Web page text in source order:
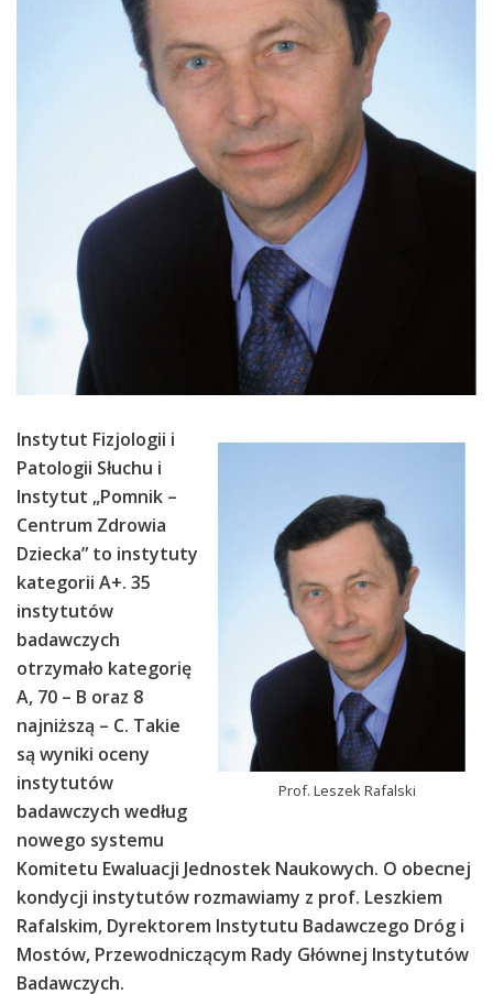
Prof. Leszek Rafalski
Instytut Fizjologii i
Patologii Słuchu i
Instytut „Pomnik –
Centrum Zdrowia
Dziecka” to instytuty
kategorii A+. 35
instytutów
badawczych
otrzymało kategorię
A, 70 – B oraz 8
najniższą – C. Takie
są wyniki oceny
instytutów
badawczych według
nowego systemu
Komitetu Ewaluacji Jednostek Naukowych. O obecnej
kondycji instytutów rozmawiamy z prof. Leszkiem
Rafalskim, Dyrektorem Instytutu Badawczego Dróg i
Mostów, Przewodniczącym Rady Głównej Instytutów
Badawczych.